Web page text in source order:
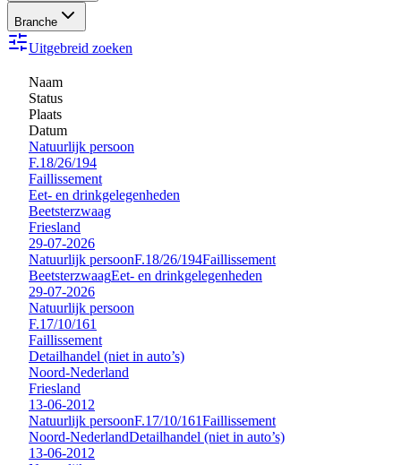
Branche
Uitgebreid zoeken
Naam
Status
Plaats
Datum
Natuurlijk persoon
F.18/26/194
Faillissement
Eet- en drinkgelegenheden
Beetsterzwaag
Friesland
29-07-2026
Natuurlijk persoonF.18/26/194Faillissement
BeetsterzwaagEet- en drinkgelegenheden
29-07-2026
Natuurlijk persoon
F.17/10/161
Faillissement
Detailhandel (niet in auto’s)
Noord-Nederland
Friesland
13-06-2012
Natuurlijk persoonF.17/10/161Faillissement
Noord-NederlandDetailhandel (niet in auto’s)
13-06-2012